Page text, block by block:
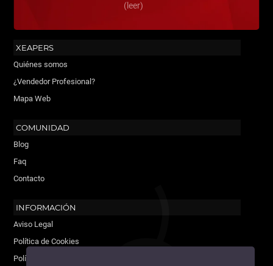
(leer)
XEAPERS
Quiénes somos
¿Vendedor Profesional?
Mapa Web
COMUNIDAD
Blog
Faq
Contacto
INFORMACIÓN
Aviso Legal
Política de Cookies
Política de Privacidad